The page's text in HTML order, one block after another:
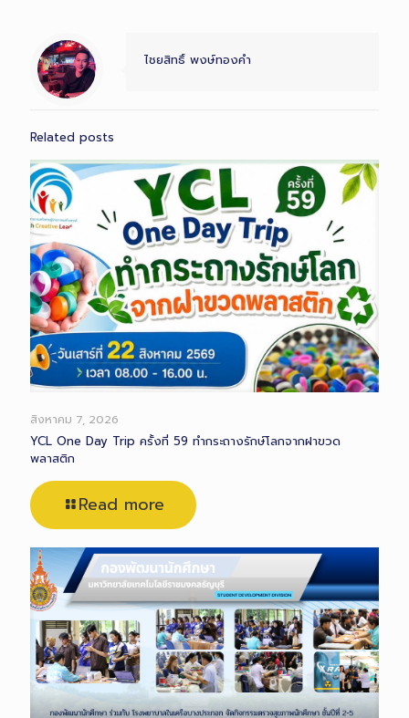
ไชยสิทธิ์ พงษ์ทองคำ
Related posts
สิงหาคม 7, 2026
YCL One Day Trip ครั้งที่ 59 ทำกระถางรักษ์โลกจากฝาขวด
พลาสติก
Read more